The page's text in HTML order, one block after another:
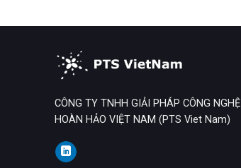
CÔNG TY TNHH GIẢI PHÁP CÔNG NGHỆ
HOÀN HẢO VIỆT NAM (PTS Viet Nam)